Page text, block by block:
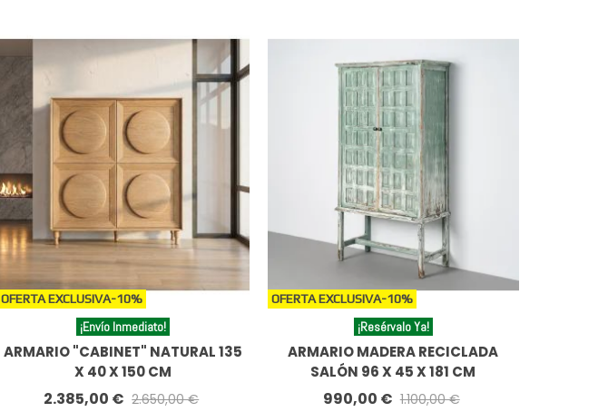
OFERTA EXCLUSIVA-10%
¡Envío Inmediato!
ARMARIO "CABINET" NATURAL 135
X 40 X 150 CM
2.385,00 € 2.650,00 €
OFERTA EXCLUSIVA-10%
¡Resérvalo Ya!
ARMARIO MADERA RECICLADA
SALÓN 96 X 45 X 181 CM
990,00 € 1.100,00 €